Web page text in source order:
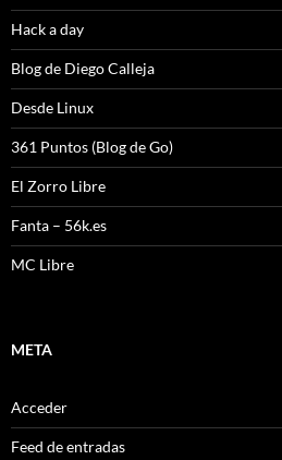
Hack a day
Blog de Diego Calleja
Desde Linux
361 Puntos (Blog de Go)
El Zorro Libre
Fanta – 56k.es
MC Libre
META
Acceder
Feed de entradas